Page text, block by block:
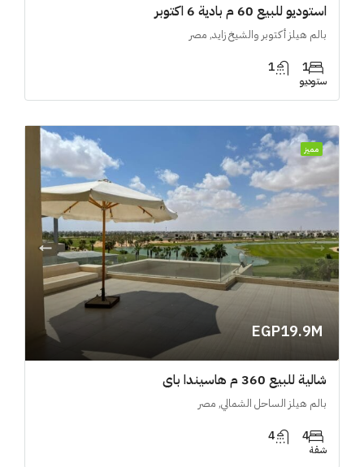
استوديو للبيع 60 م بادية 6 اكتوبر
بالم هيلز أكتوبر والشيخ زايد, مصر
1
1
ستوديو
مميز
EGP19.9M
شالية للبيع 360 م هاسيندا باي
بالم هيلز الساحل الشمالي, مصر
4
4
شقة